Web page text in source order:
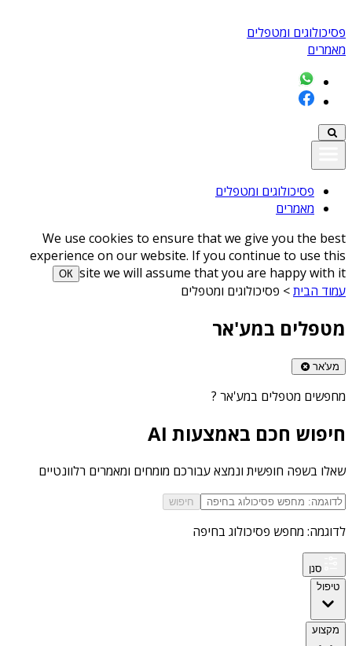
פסיכולוגים ומטפלים
מאמרים
פסיכולוגים ומטפלים
מאמרים
We use cookies to ensure that we give you the best
experience on our website. If you continue to use this
site we will assume that you are happy with it
ОК
עמוד הבית> פסיכולוגים ומטפלים
מטפלים במע'אר
מע'אר
מחפשים מטפלים במע'אר ?
חיפוש חכם באמצעות AI
שאלו בשפה חופשית ונמצא עבורכם מומחים ומאמרים רלוונטיים
חיפוש
לדוגמה: מחפש פסיכולוג בחיפה
סנן
טיפול
מקצוע